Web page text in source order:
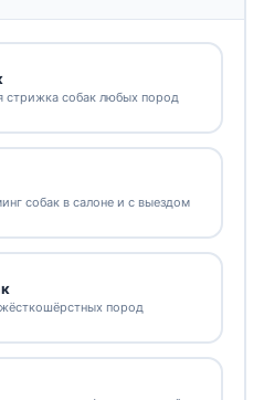
стрижка собак любых пород
собак в салоне и с выездом
пород